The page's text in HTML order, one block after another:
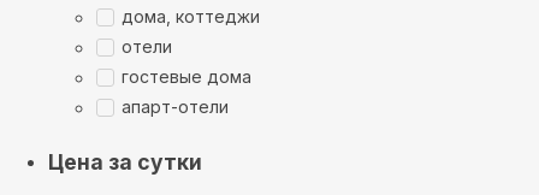
дома, коттеджи
отели
гостевые дома
апарт-отели
Цена за сутки